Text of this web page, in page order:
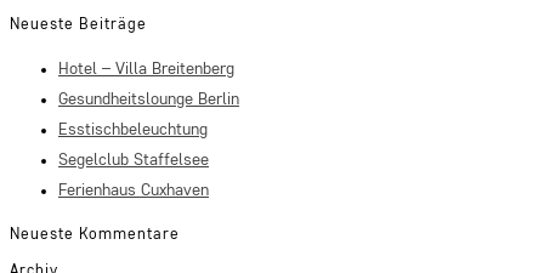
Neueste Beiträge
Hotel – Villa Breitenberg
Gesundheitslounge Berlin
Esstischbeleuchtung
Segelclub Staffelsee
Ferienhaus Cuxhaven
Neueste Kommentare